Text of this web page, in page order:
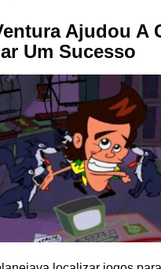
Ajudou A
Um Sucesso